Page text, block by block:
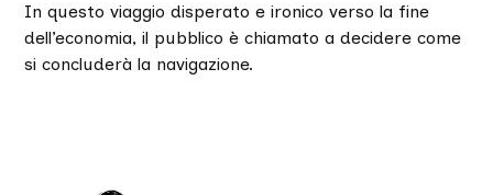
In questo viaggio disperato e ironico verso la fine
dell’economia, il pubblico è chiamato a decidere come
si concluderà la navigazione.